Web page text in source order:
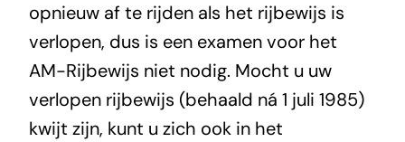
opnieuw af te rijden als het rijbewijs is
verlopen, dus is een examen voor het
AM-Rijbewijs niet nodig. Mocht u uw
verlopen rijbewijs (behaald ná 1 juli 1985)
kwijt zijn, kunt u zich ook in het